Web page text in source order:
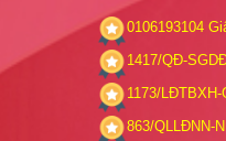
0106193104
1417/QĐ-
1173/LĐTBXH-
863/QLLĐNN-